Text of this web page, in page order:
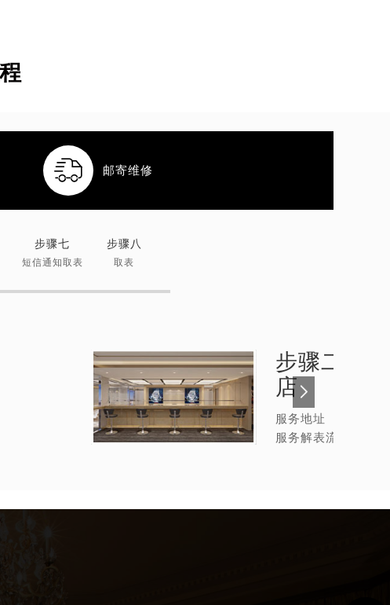
 邮寄维修
步骤七
短信通知取表
步骤八
取表
步骤二：
店
服务地址
服务解表流程